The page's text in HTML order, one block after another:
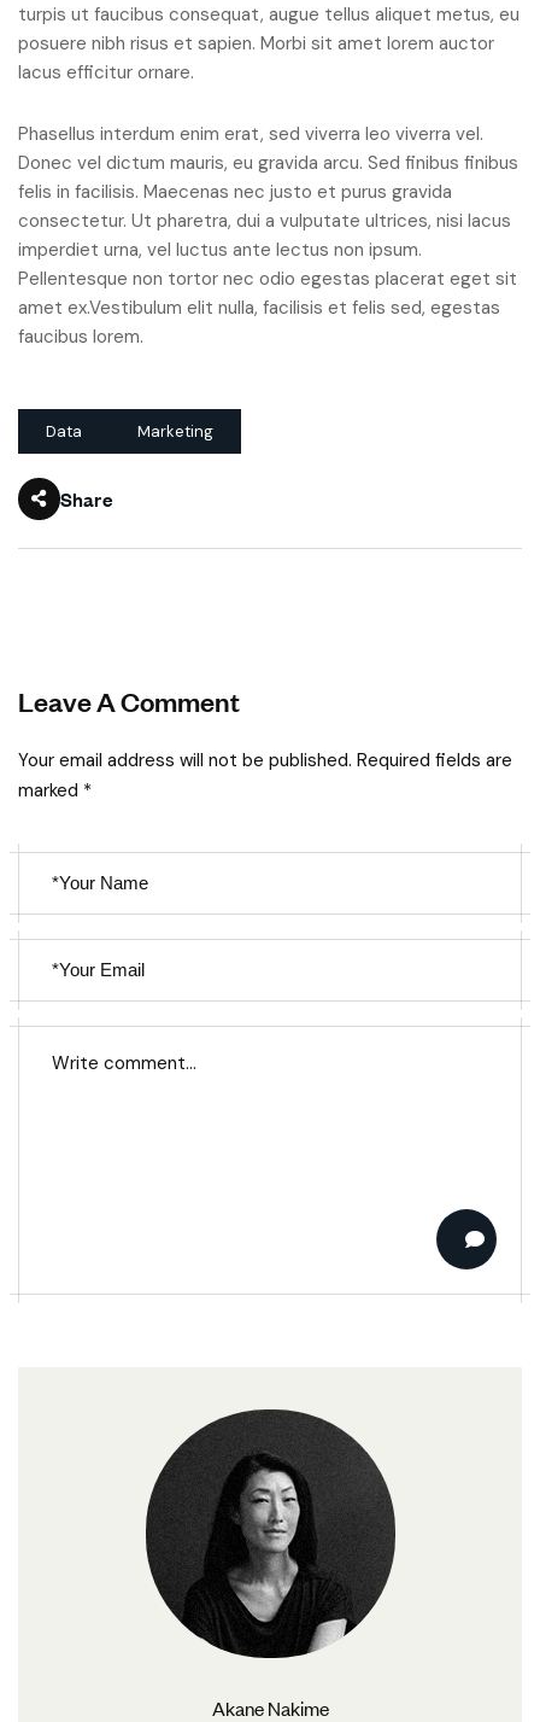
turpis ut faucibus consequat, augue tellus aliquet metus, eu
posuere nibh risus et sapien. Morbi sit amet lorem auctor
lacus efficitur ornare.
Phasellus interdum enim erat, sed viverra leo viverra vel.
Donec vel dictum mauris, eu gravida arcu. Sed finibus finibus
felis in facilisis. Maecenas nec justo et purus gravida
consectetur. Ut pharetra, dui a vulputate ultrices, nisi lacus
imperdiet urna, vel luctus ante lectus non ipsum.
Pellentesque non tortor nec odio egestas placerat eget sit
amet ex.Vestibulum elit nulla, facilisis et felis sed, egestas
faucibus lorem.
Data Marketing
Share
Leave A Comment
Your email address will not be published. Required fields are
marked *
Akane Nakime